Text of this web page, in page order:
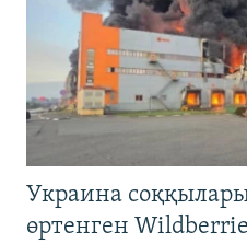
Украина
өртенген